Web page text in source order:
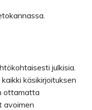
julkisia.
käsikirjoituksen
ottamatta
avoimen